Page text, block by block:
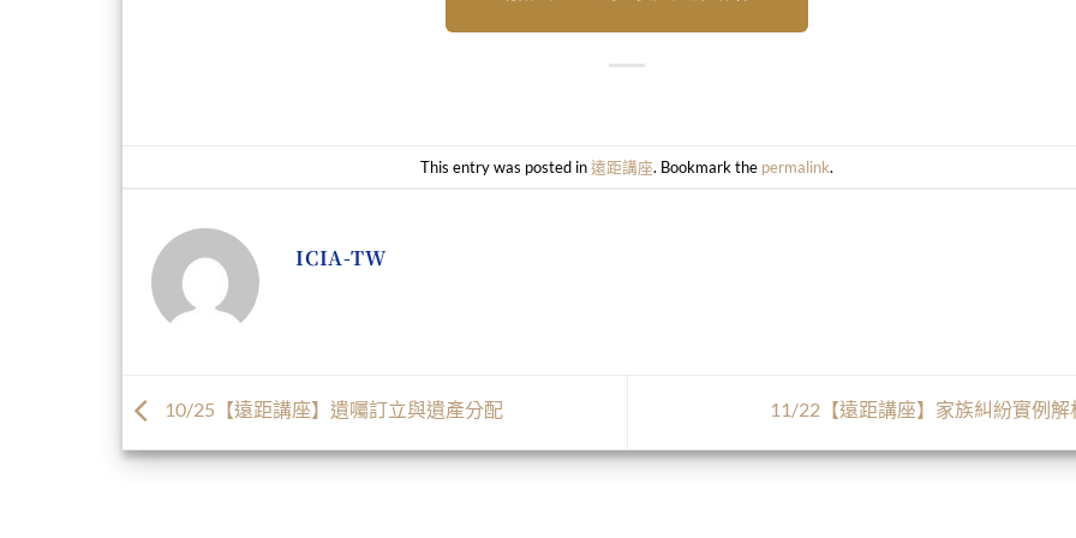
This entry was posted in遠距講座. Bookmark the permalink.
ICIA-TW
10/25【遠距講座】遺囑訂立與遺產分配 11/22【遠距講座】家族糾紛實例